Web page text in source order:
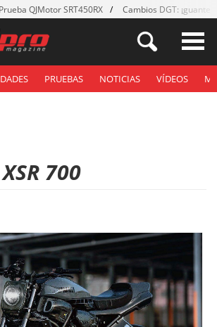
Prueba QJMotor SRT450RX Cambios DGT: ¡guantes!
PRUEBAS NOTICIAS VÍDEOS
700